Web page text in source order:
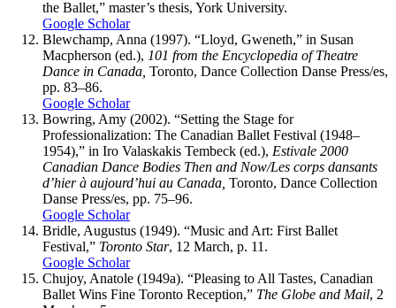
the Ballet,” master’s thesis, York University.
Google Scholar
Blewchamp, Anna (1997). “Lloyd, Gweneth,” in Susan
Macpherson (ed.), 101 from the Encyclopedia of Theatre
Dance in Canada, Toronto, Dance Collection Danse Press/es,
pp. 83–86.
Google Scholar
Bowring, Amy (2002). “Setting the Stage for
Professionalization: The Canadian Ballet Festival (1948–
1954),” in Iro Valaskakis Tembeck (ed.), Estivale 2000
Canadian Dance Bodies Then and Now/Les corps dansants
d’hier à aujourd’hui au Canada, Toronto, Dance Collection
Danse Press/es, pp. 75–96.
Google Scholar
Bridle, Augustus (1949). “Music and Art: First Ballet
Festival,” Toronto Star, 12 March, p. 11.
Google Scholar
Chujoy, Anatole (1949a). “Pleasing to All Tastes, Canadian
Ballet Wins Fine Toronto Reception,” The Globe and Mail, 2